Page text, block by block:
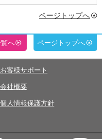
ページトップへ
へ ページトップへ
お客様サポート
会社概要
個人情報保護方針